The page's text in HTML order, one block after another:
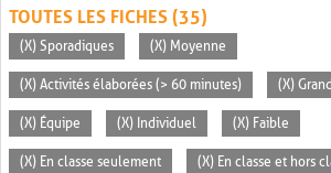
TOUTES LES FICHES (35)
(X) Sporadiques (X) Moyenne
(X) Activités élaborées (> 60 minutes) (X)
(X) Équipe (X) Individuel (X) Faible
(X) En classe seulement (X) En classe et hors